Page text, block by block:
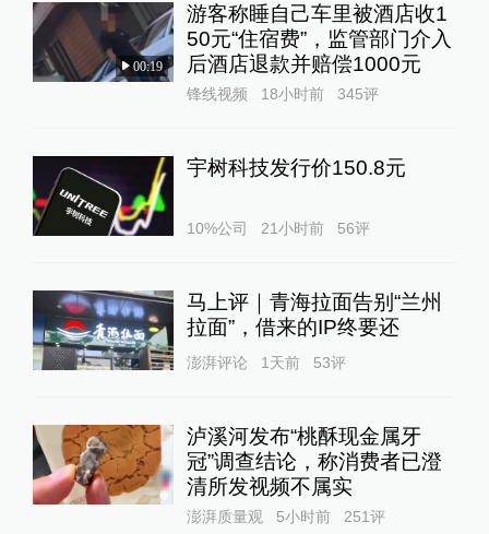
00:19
游客称睡自己车里被酒店收1
50元“住宿费”，监管部门介入
后酒店退款并赔偿1000元
锋线视频 18小时前 345评
宇树科技发行价150.8元
10%公司 21小时前 56评
马上评｜青海拉面告别“兰州
拉面”，借来的IP终要还
澎湃评论 1天前 53评
泸溪河发布“桃酥现金属牙
冠”调查结论，称消费者已澄
清所发视频不属实
澎湃质量观 5小时前 251评